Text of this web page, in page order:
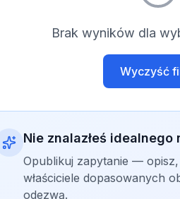
Brak wyników dla
Wyczyść
Nie znalazłeś idealnego
Opublikuj zapytanie —
właściciele dopasowanych
odezwą.